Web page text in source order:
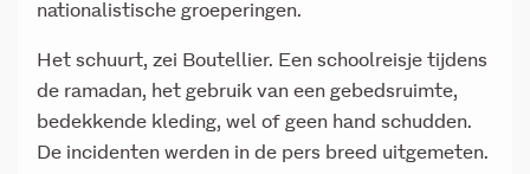
nationalistische groeperingen.
Het schuurt, zei Boutellier. Een schoolreisje tijdens
de ramadan, het gebruik van een gebedsruimte,
bedekkende kleding, wel of geen hand schudden.
De incidenten werden in de pers breed uitgemeten.